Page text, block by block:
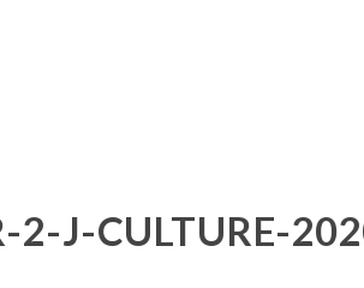
2-J-CULTURE-